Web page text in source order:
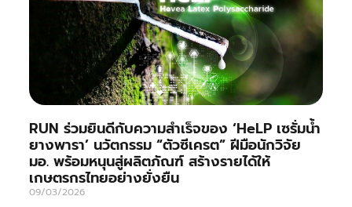
RUN ร่วมยินดีกับความสำเร็จของ ‘HeLP เซรั่มน้ำ
ยางพารา’ นวัตกรรม “ตัวซีเครต” ฝีมือนักวิจัย
มอ. พร้อมหนุนสู่ผลิตภัณฑ์ สร้างรายได้ให้
เกษตรกรไทยอย่างยั่งยืน
09/03/2026